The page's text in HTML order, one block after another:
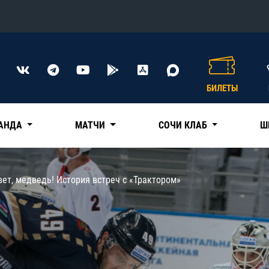
Конференция «Восток»
Нефтехимик
Трактор
Дивизион Чернышева
Авангард
КХЛ
БИЛЕТЫ
МАТЧИ СОЧИ КЛАБ
медведь! История встреч с «Трактором»